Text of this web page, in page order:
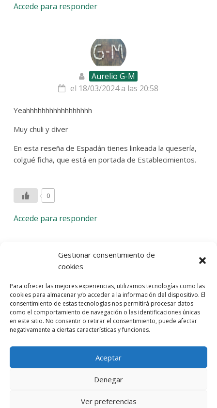
Gestionar consentimiento de
cookies
Para ofrecer las mejores experiencias, utilizamos tecnologías como las
cookies para almacenar y/o acceder a la información del dispositivo. El
consentimiento de estas tecnologías nos permitirá procesar datos
como el comportamiento de navegación o las identificaciones únicas
en este sitio. No consentir o retirar el consentimiento, puede afectar
negativamente a ciertas características y funciones.
Aceptar
Denegar
Ver preferencias
Accede para responder
Aurelio G-M
el 18/03/2024 a las 20:58
Yeahhhhhhhhhhhhhhhhh
Muy chuli y diver
En esta reseña de Espadán tienes linkeada la quesería,
colgué ficha, que está en portada de Establecimientos.
0
Accede para responder
Deja una respuesta
comentario.
Entra con tu red social
He leído y acepto laPolítica de Privacidad